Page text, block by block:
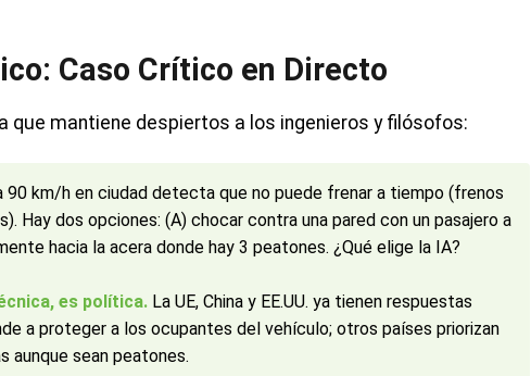
Caso Crítico en Directo
que mantiene despiertos a los ingenieros y filósofos:
90 km/h en ciudad detecta que no puede frenar a tiempo (frenos
Hay dos opciones: (A) chocar contra una pared con un pasajero a
hacia la acera donde hay 3 peatones. ¿Qué elige la IA?
es política. La UE, China y EE.UU. ya tienen respuestas
a proteger a los ocupantes del vehículo; otros países priorizan
aunque sean peatones.